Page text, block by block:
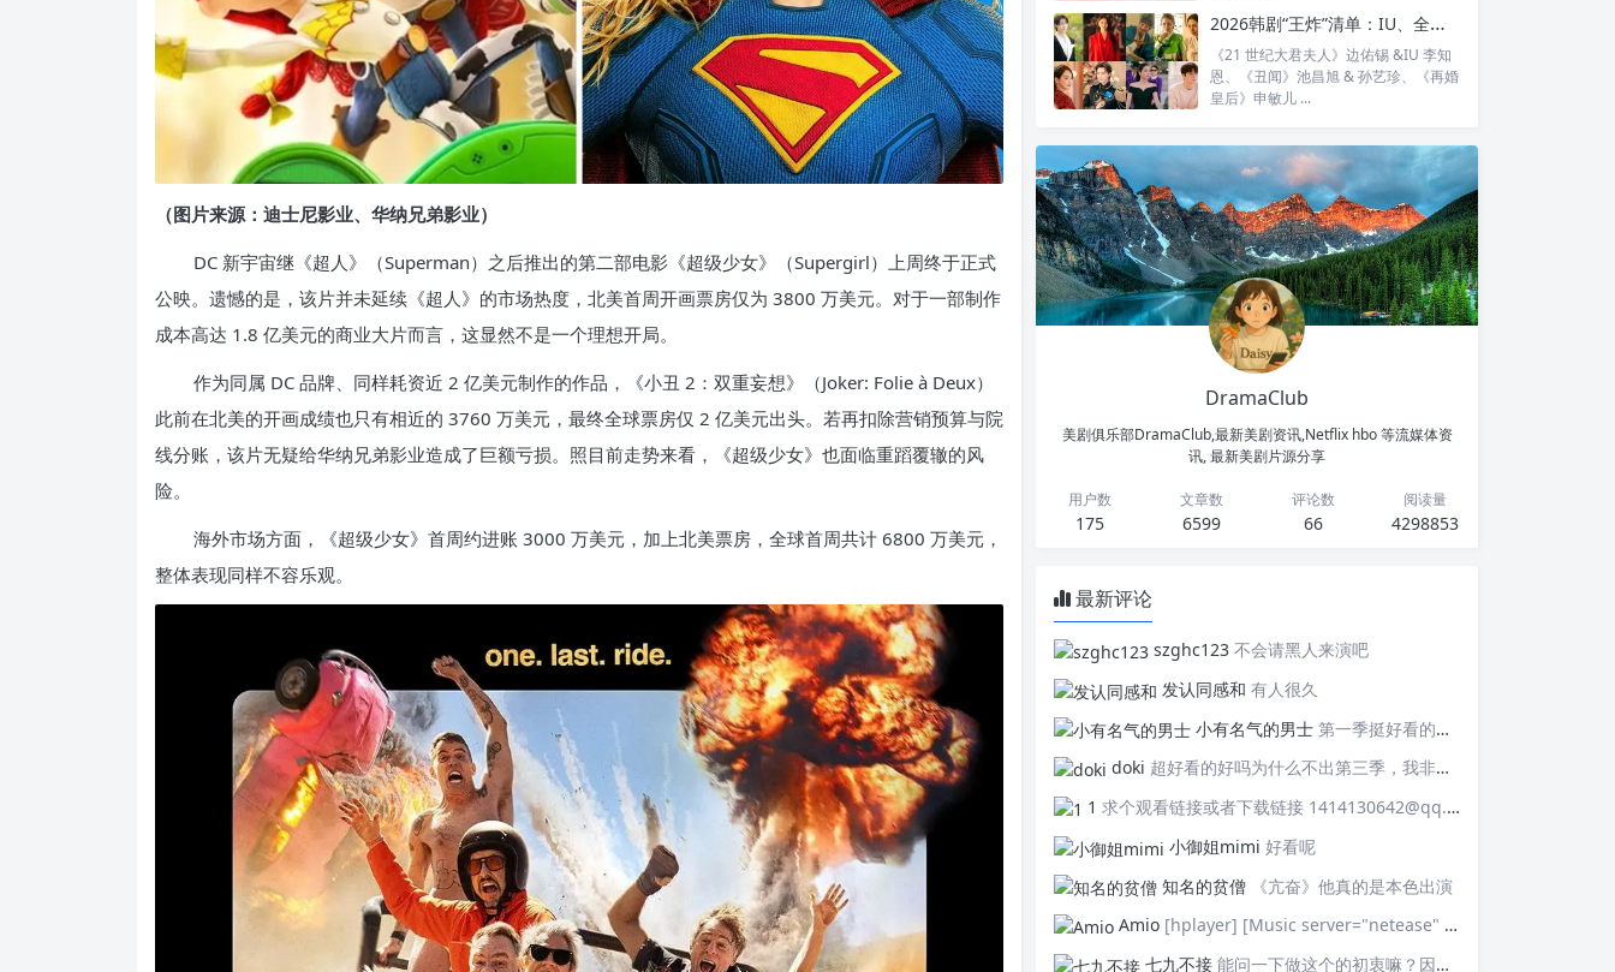
（图片来源：迪士尼影业、华纳兄弟影业）
DC 新宇宙继《超人》（Superman）之后推出的第二部电影《超级少女》（Supergirl）上周终于正式
公映。遗憾的是，该片并未延续《超人》的市场热度，北美首周开画票房仅为 3800 万美元。对于一部制作
成本高达 1.8 亿美元的商业大片而言，这显然不是一个理想开局。
作为同属 DC 品牌、同样耗资近 2 亿美元制作的作品，《小丑 2：双重妄想》（Joker: Folie à Deux）
此前在北美的开画成绩也只有相近的 3760 万美元，最终全球票房仅 2 亿美元出头。若再扣除营销预算与院
线分账，该片无疑给华纳兄弟影业造成了巨额亏损。照目前走势来看，《超级少女》也面临重蹈覆辙的风
险。
海外市场方面，《超级少女》首周约进账 3000 万美元，加上北美票房，全球首周共计 6800 万美元，
整体表现同样不容乐观。
2026韩剧“王炸”清单：IU、全智贤、宋慧乔领衔回归，30对神仙CP谁最让你心动？
《21 世纪大君夫人》边佑锡 &IU 李知
恩、《丑闻》池昌旭 & 孙艺珍、《再婚
皇后》申敏儿 ...
DramaClub
美剧俱乐部DramaClub,最新美剧资讯,Netflix hbo 等流媒体资
讯, 最新美剧片源分享
用户数
175
文章数
6599
评论数
66
阅读量
4298853
最新评论
szghc123 不会请黑人来演吧
发认同感和 有人很久
小有名气的男士 第一季挺好看的，天天等着更新，应该接着拍第二季，这个剧情拍个四季应该是没有问题的，期待
doki 超好看的好吗为什么不出第三季，我非常喜欢这部剧
1 求个观看链接或者下载链接 1414130642@qq.com
小御姐mimi 好看呢
知名的贫僧
《亢奋》他真的是本色出演
Amio [hplayer] [Music server="netease" id="" type=""/] [/hplayer] 试试
七九不接 能问一下做这个的初衷嘛？因为真的有被触动到